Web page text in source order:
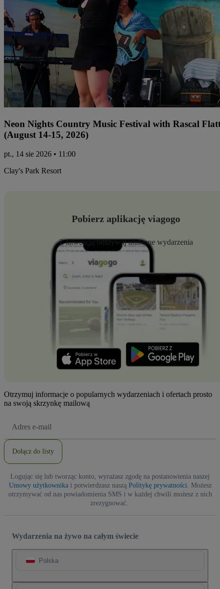
Neon Nights Country Music Festival with Rascal
(August 14-15, 2026)
pt., 14 sie 2026 • 11:00
Clay's Park Resort
Pobierz aplikację viagogo
Z łatwością odkrywaj ulubione wydarzenia
Otrzymuj informacje o popularnych wydarzeniach i ofertach prosto
na swoją skrzynkę mailową
e-
Dołącz do listy
Logując się lub tworząc konto, wyrażasz zgodę na postanowienia naszej
Umowy użytkownikai potwierdzasz naszą Politykę prywatności . Możesz
otrzymywać od nas powiadomienia SMS i w każdej chwili możesz z nich
zrezygnować.
Wydarzenia na żywo na całym świecie
Polska